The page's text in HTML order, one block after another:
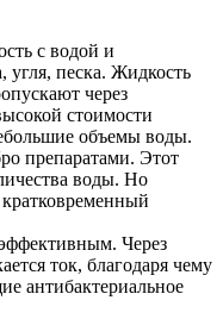
с водой и
угля, песка. Жидкость
через
стоимости
объемы воды.
препаратами. Этот
воды. Но
Через
ток, благодаря чему
антибактериальное